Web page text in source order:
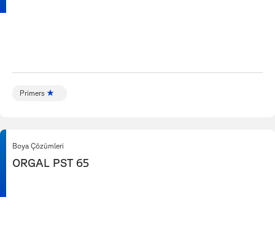
Primers
Boya Çözümleri
ORGAL PST 65